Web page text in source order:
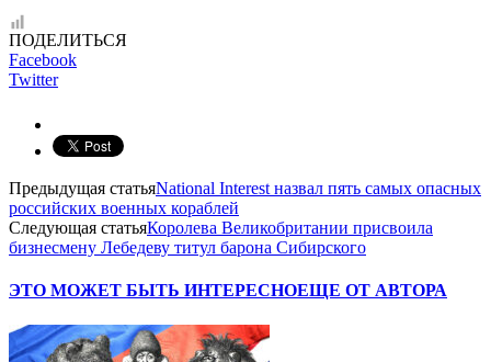
ПОДЕЛИТЬСЯ
Facebook
Twitter
Предыдущая статьяNational Interest назвал пять самых опасных
российских военных кораблей
Следующая статьяКоролева Великобритании присвоила
бизнесмену Лебедеву титул барона Сибирского
ЭТО МОЖЕТ БЫТЬ ИНТЕРЕСНОЕЩЕ ОТ АВТОРА